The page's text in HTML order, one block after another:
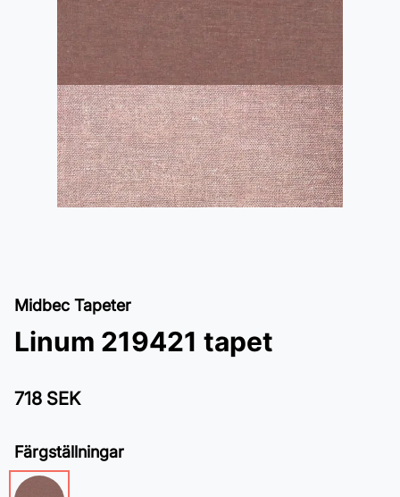
Midbec Tapeter
Linum 219421 tapet
718 SEK
Färgställningar